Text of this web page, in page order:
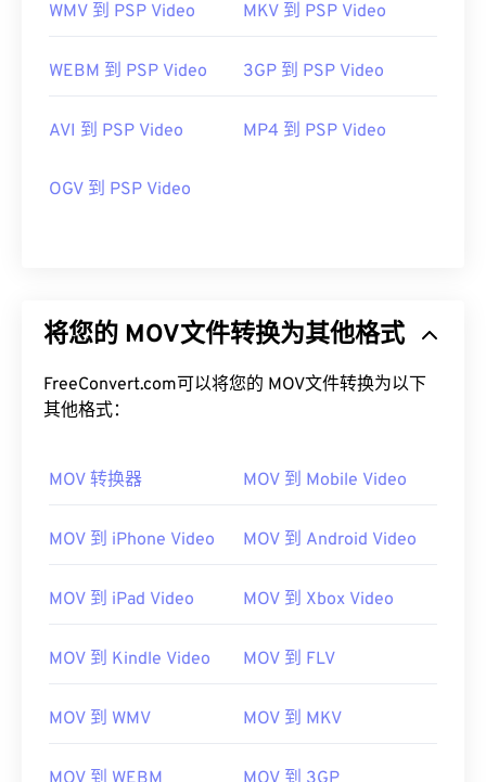
WMV 到 PSP Video MKV 到 PSP Video
WEBM 到 PSP Video 3GP 到 PSP Video
AVI 到 PSP Video MP4 到 PSP Video
OGV 到 PSP Video
将您的 MOV文件转换为其他格式
FreeConvert.com可以将您的 MOV文件转换为以下
其他格式：
MOV 转换器 MOV 到 Mobile Video
MOV 到 iPhone Video MOV 到 Android Video
MOV 到 iPad Video MOV 到 Xbox Video
MOV 到 Kindle Video MOV 到 FLV
MOV 到 WMV MOV 到 MKV